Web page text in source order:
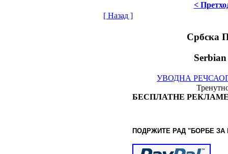
<
[ Назад ]
Србска
УВОДНА РЕЧ
БЕСПЛАТНЕ
ПОДРЖИТЕ РАД "БОРБЕ ЗА